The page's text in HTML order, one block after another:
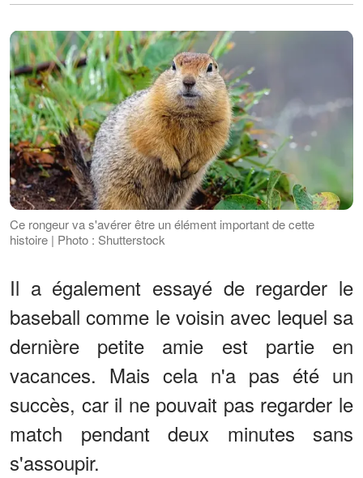
Ce rongeur va s'avérer être un élément important de cette
histoire | Photo : Shutterstock
Il a également essayé de regarder le
baseball comme le voisin avec lequel sa
dernière petite amie est partie en
vacances. Mais cela n'a pas été un
succès, car il ne pouvait pas regarder le
match pendant deux minutes sans
s'assoupir.